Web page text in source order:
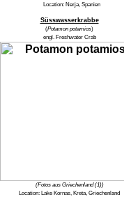
Location: Nerja, Spanien
Süsswasserkrabbe
(Potamon potamios)
engl. Freshwater Crab
(Fotos aus Griechenland (1))
Location: Lake Kornas, Kreta, Griechenland